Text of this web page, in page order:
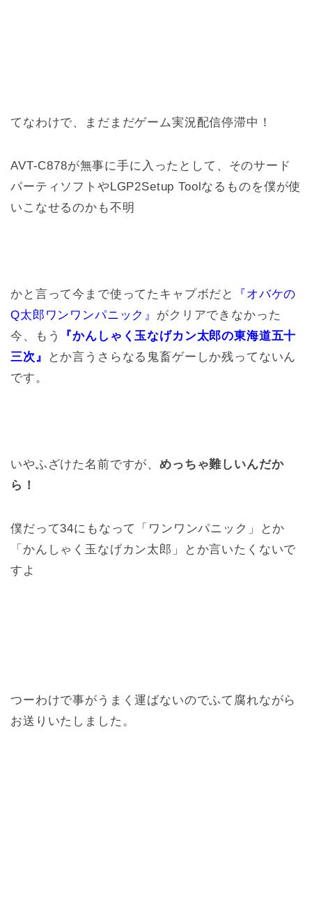
てなわけで、まだまだゲーム実況配信停滞中！
AVT-C878が無事に手に入ったとして、そのサード
パーティソフトやLGP2Setup Toolなるものを僕が使
いこなせるのかも不明
かと言って今まで使ってたキャプボだと
『オバケの
Q太郎ワンワンパニック』 がクリアできなかった
今、もう
『かんしゃく玉なげカン太郎の東海道五十
三次』
とか言うさらなる鬼畜ゲーしか残ってないん
です。
いやふざけた名前ですが、めっちゃ難しいんだか
ら！
僕だって34にもなって「ワンワンパニック」とか
「かんしゃく玉なげカン太郎」とか言いたくないで
すよ
つーわけで事がうまく運ばないのでふて腐れながら
お送りいたしました。